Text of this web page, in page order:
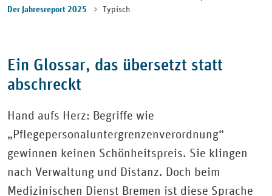
Der Jahresreport 2025
Typisch
Ein Glossar, das übersetzt statt
abschreckt
Hand aufs Herz: Begriffe wie
„Pflegepersonaluntergrenzenverordnung“
gewinnen keinen Schönheitspreis. Sie klingen
nach Verwaltung und Distanz. Doch beim
Medizinischen Dienst Bremen ist diese Sprache